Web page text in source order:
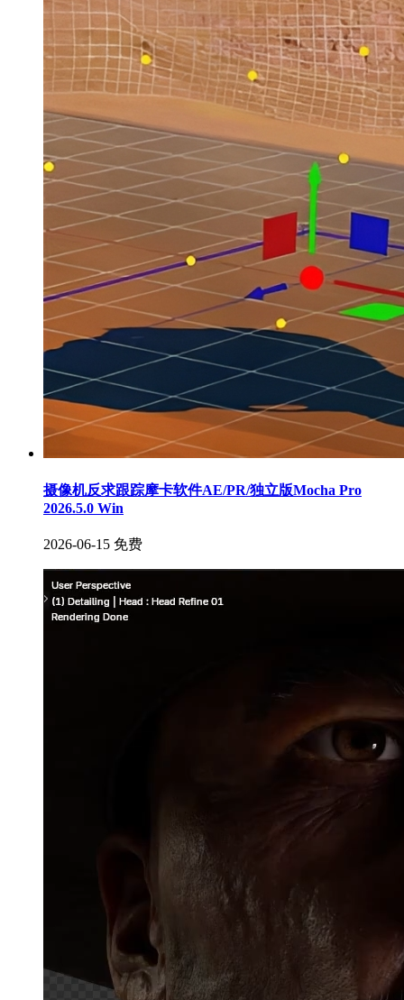
摄像机反求跟踪摩卡软件AE/PR/独立版Mocha Pro
2026.5.0 Win
2026-06-15 免费